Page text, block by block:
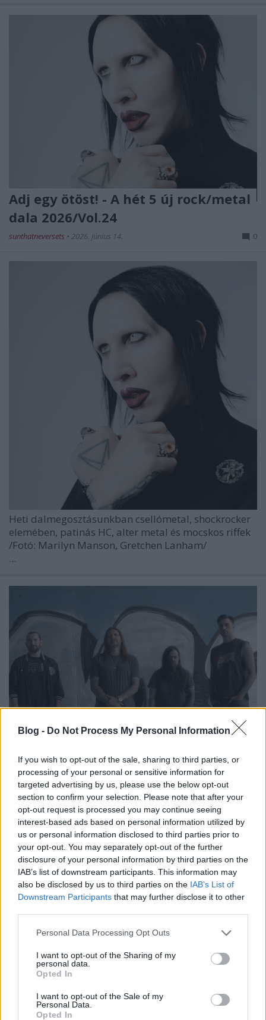
Blog - Do Not Process My Personal Information
If you wish to opt-out of the sale, sharing to third parties, or
processing of your personal or sensitive information for
targeted advertising by us, please use the below opt-out
section to confirm your selection. Please note that after your
opt-out request is processed you may continue seeing
interest-based ads based on personal information utilized by
us or personal information disclosed to third parties prior to
your opt-out. You may separately opt-out of the further
disclosure of your personal information by third parties on the
IAB’s list of downstream participants. This information may
also be disclosed by us to third parties on the IAB’s List of
Downstream Participants that may further disclose it to other
Please note that this website/app uses one or more Google
not limited to your visit or usage behaviour. You may click to
grant or deny consent to Google and its third-party tags to
use your data for below specified purposes in below Google
consent section.
Personal Data Processing Opt Outs
I want to opt-out of the Sharing of my
personal data.
Opted In
I want to opt-out of the Sale of my
Personal Data.
Opted In
Adj egy ötöst! - A hét 5 új rock/metal
dala 2026/Vol.24
sunthatneversets • 2026. június 14. 0
Heti dalmegosztásunkban csellómetal, shockrocker
elemében, patinás HC, alter metal és mocskos riffek
/Fotó: Marilyn Manson, Gretchen Lanham/
...
Tethered címmel itt egy új Madball-
dal
sunthatneversets•2026. június 11.
Tizennégy dallal a fedélzeten jön majd a
az ígéretek szerint minden eddiginél személyesebb
albuma, aNot Your Kingdom